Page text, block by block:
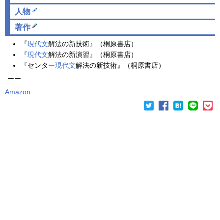
人物
著作
『現代文解法の新技術』（桐原書店）
『現代文解法の新演習』（桐原書店）
『センター現代文解法の新技術』（桐原書店）
ーー
Amazon